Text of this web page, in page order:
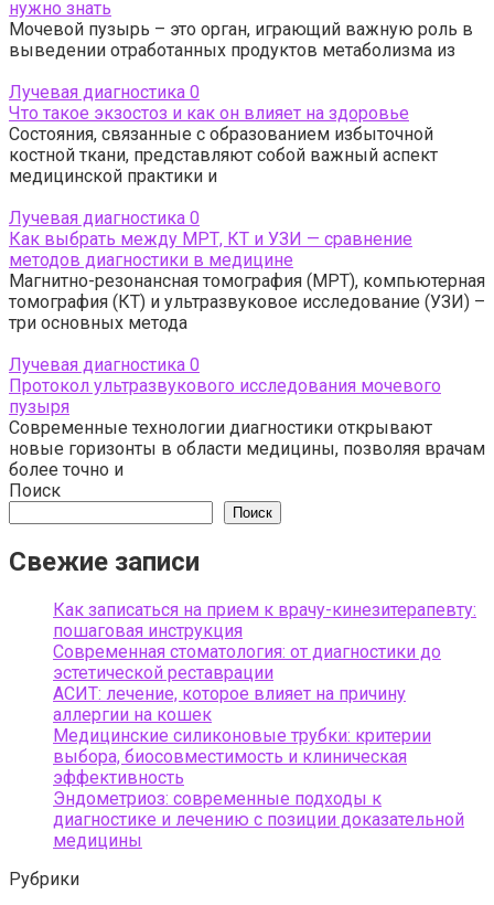
нужно знать
Мочевой пузырь – это орган, играющий важную роль в
выведении отработанных продуктов метаболизма из
Лучевая диагностика 0
Что такое экзостоз и как он влияет на здоровье
Состояния, связанные с образованием избыточной
костной ткани, представляют собой важный аспект
медицинской практики и
Лучевая диагностика 0
Как выбрать между МРТ, КТ и УЗИ — сравнение
методов диагностики в медицине
Магнитно-резонансная томография (МРТ), компьютерная
томография (КТ) и ультразвуковое исследование (УЗИ) –
три основных метода
Лучевая диагностика 0
Протокол ультразвукового исследования мочевого
пузыря
Современные технологии диагностики открывают
новые горизонты в области медицины, позволяя врачам
более точно и
Поиск
Поиск
Свежие записи
Как записаться на прием к врачу-кинезитерапевту:
пошаговая инструкция
Современная стоматология: от диагностики до
эстетической реставрации
АСИТ: лечение, которое влияет на причину
аллергии на кошек
Медицинские силиконовые трубки: критерии
выбора, биосовместимость и клиническая
эффективность
Эндометриоз: современные подходы к
диагностике и лечению с позиции доказательной
медицины
Рубрики